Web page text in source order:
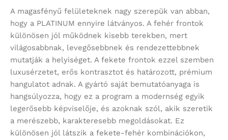
A magasfényű felületeknek nagy szerepük van abban,
hogy a PLATINUM ennyire látványos. A fehér frontok
különösen jól működnek kisebb terekben, mert
világosabbnak, levegősebbnek és rendezettebbnek
mutatják a helyiséget. A fekete frontok ezzel szemben
luxusérzetet, erős kontrasztot és határozott, prémium
hangulatot adnak. A gyártó saját bemutatóanyaga is
hangsúlyozza, hogy ez a program a modernség egyik
legerősebb képviselője, és azoknak szól, akik szeretik
a merészebb, karakteresebb megoldásokat. Ez
különösen jól látszik a fekete-fehér kombinációkon,